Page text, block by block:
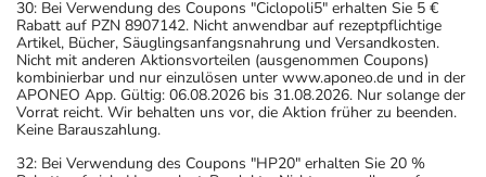
30: Bei Verwendung des Coupons "Ciclopoli5" erhalten Sie 5 €
Rabatt auf PZN 8907142. Nicht anwendbar auf rezeptpflichtige
Artikel, Bücher, Säuglingsanfangsnahrung und Versandkosten.
Nicht mit anderen Aktionsvorteilen (ausgenommen Coupons)
kombinierbar und nur einzulösen unter www.aponeo.de und in der
APONEO App. Gültig: 06.08.2026 bis 31.08.2026. Nur solange der
Vorrat reicht. Wir behalten uns vor, die Aktion früher zu beenden.
Keine Barauszahlung.
32: Bei Verwendung des Coupons "HP20" erhalten Sie 20 %